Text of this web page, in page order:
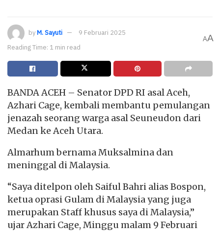
byM. Sayuti
9 Februari 2025
Reading Time: 1 min read
AA
BANDA ACEH – Senator DPD RI asal Aceh,
Azhari Cage, kembali membantu pemulangan
jenazah seorang warga asal Seuneudon dari
Medan ke Aceh Utara.
Almarhum bernama Muksalmina dan
meninggal di Malaysia.
“Saya ditelpon oleh Saiful Bahri alias Bospon,
ketua oprasi Gulam di Malaysia yang juga
merupakan Staff khusus saya di Malaysia,”
ujar Azhari Cage, Minggu malam 9 Februari